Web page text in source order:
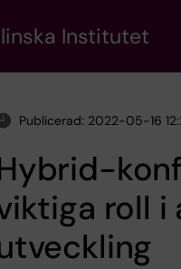
Institutet
Publicerad: 2022-05-16
roll i